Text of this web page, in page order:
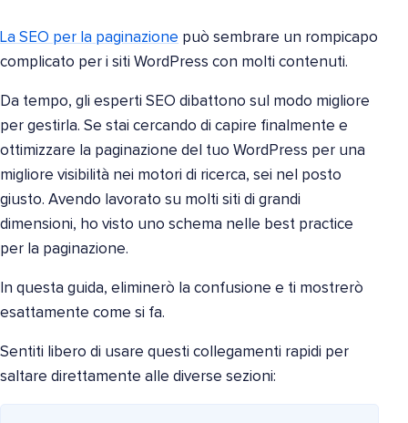
La SEO per la paginazione può sembrare un rompicapo
complicato per i siti WordPress con molti contenuti.
Da tempo, gli esperti SEO dibattono sul modo migliore
per gestirla. Se stai cercando di capire finalmente e
ottimizzare la paginazione del tuo WordPress per una
migliore visibilità nei motori di ricerca, sei nel posto
giusto. Avendo lavorato su molti siti di grandi
dimensioni, ho visto uno schema nelle best practice
per la paginazione.
In questa guida, eliminerò la confusione e ti mostrerò
esattamente come si fa.
Sentiti libero di usare questi collegamenti rapidi per
saltare direttamente alle diverse sezioni: